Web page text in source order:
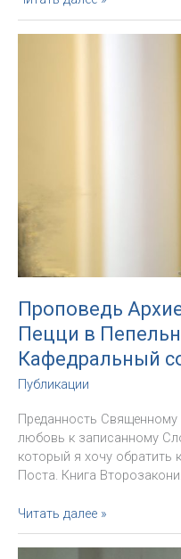
епископов
верным
Великий
пост
2021
года
Проповедь
Пецци в
Кафедральный
Публикации
Преданность
любовь к записанному
который я хочу обратить
Поста. Книга
Проповедь
Архиепископа
Павла
Читать далее »